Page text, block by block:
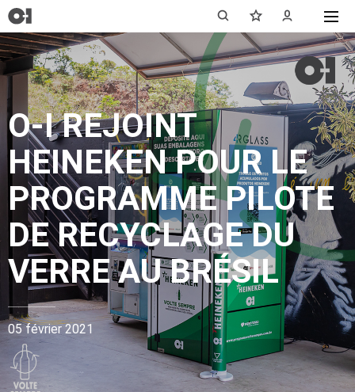
O-I REJOINT
HEINEKEN POUR LE
PROGRAMME PILOTE
DE RECYCLAGE DU
VERRE AU BRÉSIL
05 février 2021